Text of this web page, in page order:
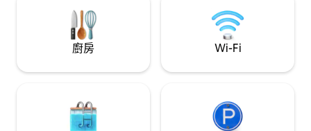
Sambódromo, Holiday inn, Campo de
Marte, APCD... -Pão de Açúcar,
Americanas, Rei do Mate, Burger King,
Shoppings Center Norte e D
metrô andando
com
uma excelente
ótima
廚房 Wi-Fi